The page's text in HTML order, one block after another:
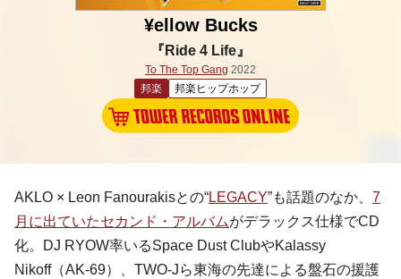
¥ellow Bucks
『Ride 4 Life』
To The Top Gang 2022
邦楽
邦楽ヒップホップ
AKLO × Leon Fanourakisとの“LEGACY”も話題のなか、 7
月に出ていたセカンド・アルバムがデラックス仕様でCD
化。DJ RYOW率いるSpace Dust ClubやKalassy
Nikoff（AK-69）、TWO-Jら東海の先達による盤石の援護